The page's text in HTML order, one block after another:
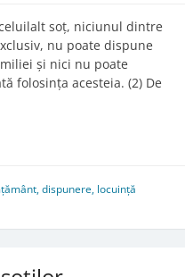
soț, niciunul dintre
nu poate dispune
și nici nu poate
folosința acesteia. (2) De
,dispunere, locuință